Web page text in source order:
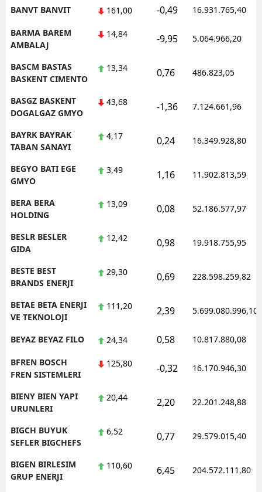
BANVT BANVIT 161,00 -0,49 16.931.765,40
BARMA BAREM
AMBALAJ
14,84 -9,95 5.064.966,20
BASCM BASTAS
BASKENT CIMENTO
13,34 0,76 486.823,05
BASGZ BASKENT
DOGALGAZ GMYO
43,68 -1,36 7.124.661,96
BAYRK BAYRAK
TABAN SANAYI
4,17 0,24 16.349.928,80
BEGYO BATI EGE
GMYO
3,49 1,16 11.902.813,59
BERA BERA
HOLDING
13,09 0,08 52.186.577,97
BESLR BESLER
GIDA
12,42 0,98 19.918.755,95
BESTE BEST
BRANDS ENERJI
29,30 0,69 228.598.259,82
BETAE BETA ENERJI
VE TEKNOLOJI
111,20 2,39 5.699.080.996,10
BEYAZ BEYAZ FILO 24,34 0,58 10.817.880,08
BFREN BOSCH
FREN SISTEMLERI
125,80 -0,32 16.170.946,30
BIENY BIEN YAPI
URUNLERI
20,44 2,20 22.201.248,88
BIGCH BUYUK
SEFLER BIGCHEFS
6,52 0,77 29.579.015,40
BIGEN BIRLESIM
GRUP ENERJI
110,60 6,45 204.572.111,80